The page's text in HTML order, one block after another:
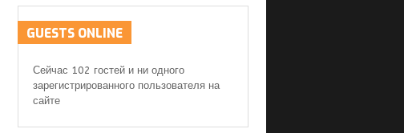
GUESTS ONLINE
Сейчас 102 гостей и ни одного
зарегистрированного пользователя на
сайте